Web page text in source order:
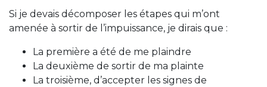
Si je devais décomposer les étapes qui m’ont
amenée à sortir de l’impuissance, je dirais que :
La première a été de me plaindre
La deuxième de sortir de ma plainte
La troisième, d’accepter les signes de